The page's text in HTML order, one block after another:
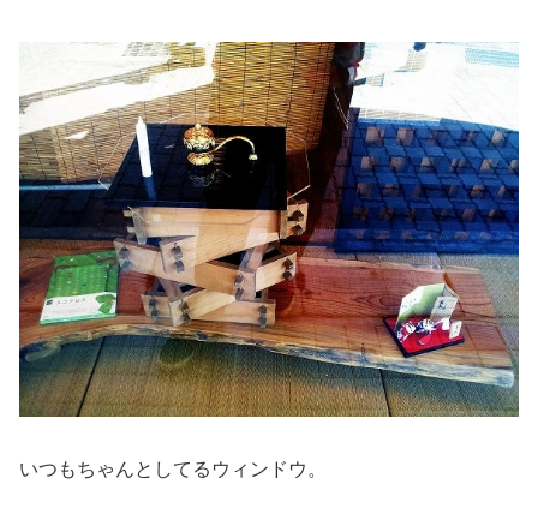
いつもちゃんとしてるウィンドウ。